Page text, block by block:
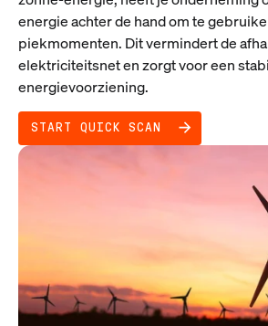
energie achter de hand om te
piekmomenten. Dit vermindert de
elektriciteitsnet en zorgt voor een
energievoorziening.
START QUICK SCAN